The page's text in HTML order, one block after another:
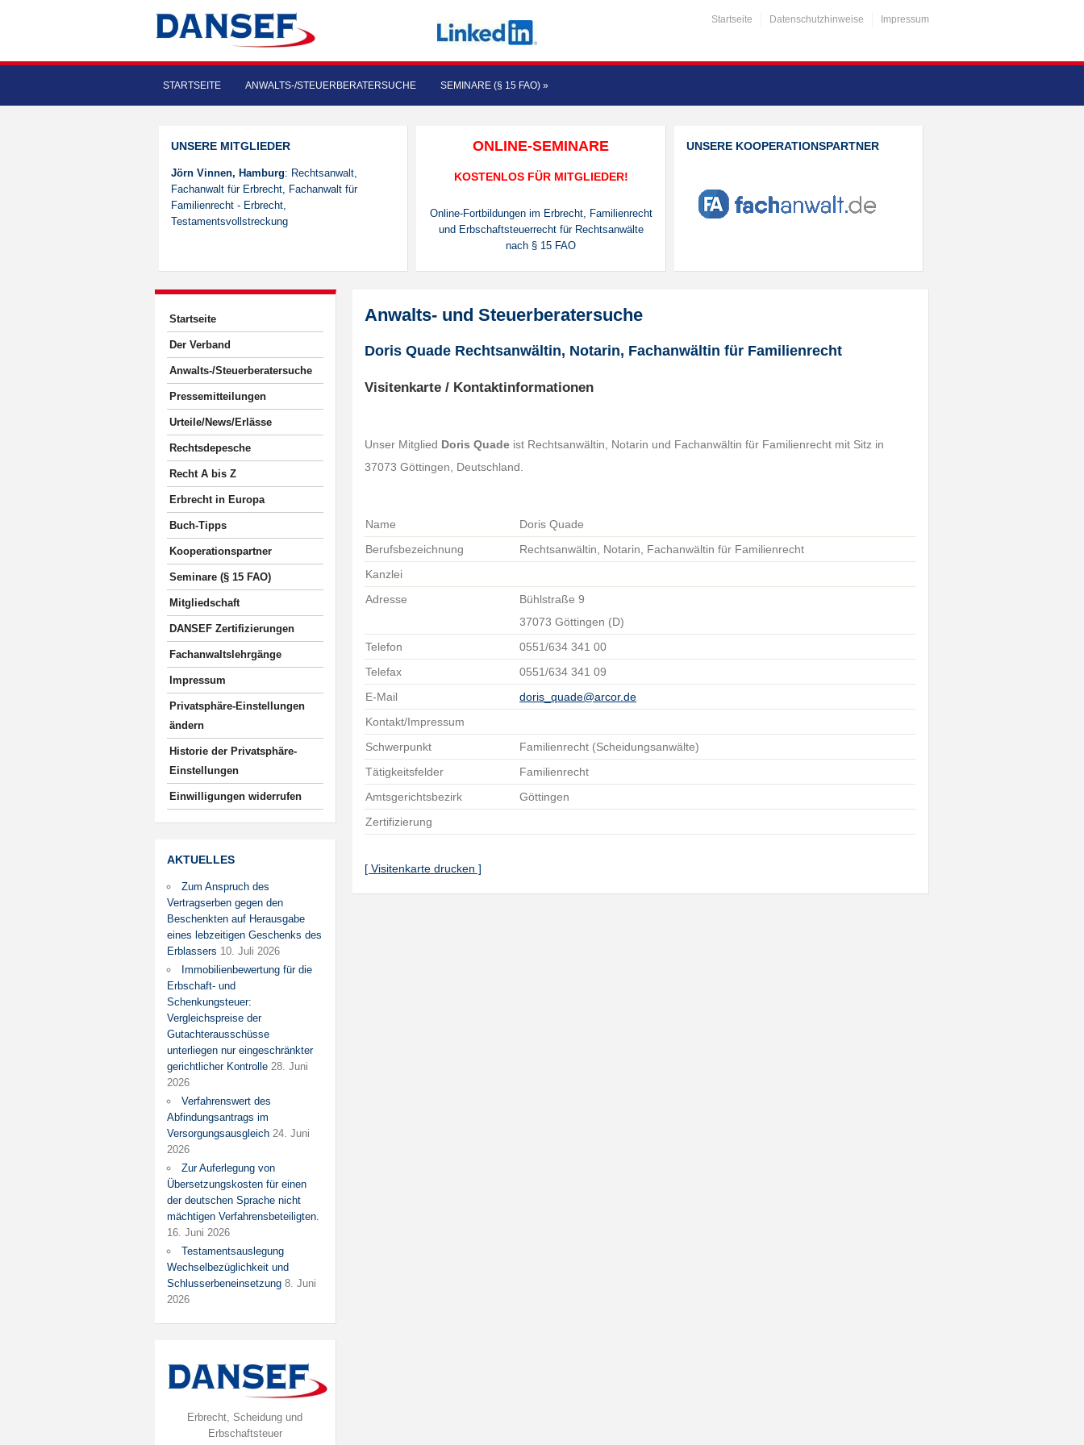
Startseite Datenschutzhinweise Impressum
STARTSEITE ANWALTS-/STEUERBERATERSUCHE SEMINARE (§ 15 FAO) »
UNSERE MITGLIEDER
Jörn Vinnen, Hamburg: Rechtsanwalt,
Fachanwalt für Erbrecht, Fachanwalt für
Familienrecht - Erbrecht,
Testamentsvollstreckung
ONLINE-SEMINARE
KOSTENLOS FÜR MITGLIEDER!
Online-Fortbildungen im Erbrecht, Familienrecht
und Erbschaftsteuerrecht für Rechtsanwälte
nach § 15 FAO
UNSERE KOOPERATIONSPARTNER
Startseite
Der Verband
Anwalts-/Steuerberatersuche
Pressemitteilungen
Urteile/News/Erlässe
Rechtsdepesche
Recht A bis Z
Erbrecht in Europa
Buch-Tipps
Kooperationspartner
Seminare (§ 15 FAO)
Mitgliedschaft
DANSEF Zertifizierungen
Fachanwaltslehrgänge
Impressum
Privatsphäre-Einstellungen
ändern
Historie der Privatsphäre-
Einstellungen
Einwilligungen widerrufen
AKTUELLES
Zum Anspruch des
Vertragserben gegen den
Beschenkten auf Herausgabe
eines lebzeitigen Geschenks des
Erblassers 10. Juli 2026
Immobilienbewertung für die
Erbschaft- und
Schenkungsteuer:
Vergleichspreise der
Gutachterausschüsse
unterliegen nur eingeschränkter
gerichtlicher Kontrolle 28. Juni
2026
Verfahrenswert des
Abfindungsantrags im
Versorgungsausgleich 24. Juni
2026
Zur Auferlegung von
Übersetzungskosten für einen
der deutschen Sprache nicht
mächtigen Verfahrensbeteiligten.
16. Juni 2026
Testamentsauslegung
Wechselbezüglichkeit und
Schlusserbeneinsetzung 8. Juni
2026
Erbrecht, Scheidung und
Erbschaftsteuer
Anwalts- und Steuerberatersuche
Doris Quade Rechtsanwältin, Notarin, Fachanwältin für Familienrecht
Visitenkarte / Kontaktinformationen
Unser Mitglied Doris Quade ist Rechtsanwältin, Notarin und Fachanwältin für Familienrecht mit Sitz in
37073 Göttingen, Deutschland.
Name
Doris Quade
Berufsbezeichnung
Rechtsanwältin, Notarin, Fachanwältin für Familienrecht
Kanzlei
Adresse
Bühlstraße 9
37073 Göttingen (D)
Telefon
0551/634 341 00
Telefax
0551/634 341 09
E-Mail
doris_quade@arcor.de
Kontakt/Impressum
Schwerpunkt
Familienrecht (Scheidungsanwälte)
Tätigkeitsfelder
Familienrecht
Amtsgerichtsbezirk
Göttingen
Zertifizierung
[ Visitenkarte drucken ]